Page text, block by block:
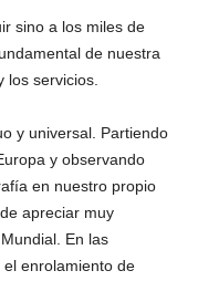
sino a los miles de
de nuestra
servicios.
y universal. Partiendo
y observando
en nuestro propio
apreciar muy
En las
enrolamiento de